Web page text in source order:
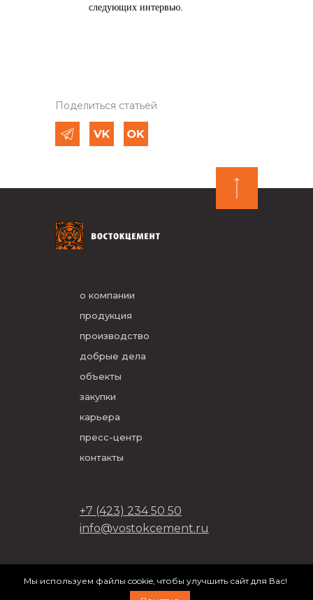
следующих интервью.
Поделиться статьей
о компании
продукция
производство
добрые дела
объекты
закупки
карьера
пресс-центр
контакты
+7 (423) 234 50 50
info@vostokcement.ru
разработано вDVIGA
Мы используем файлы cookie, чтобы улучшить сайт для Вас!